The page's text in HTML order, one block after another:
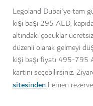
Legoland Dubai'ye tam
kişi başı 295 AED,
altındaki çocuklar
düzenli olarak gelmeyi
kişi başı fiyatı 495-795
kartını seçebilirsiniz.
sitesinden hemen